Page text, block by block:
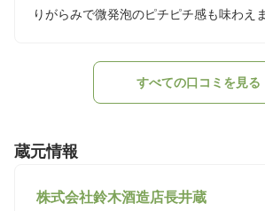
りがらみで微発泡のピチピチ感も味わえ
すべての口コミを見る
蔵元情報
株式会社鈴木酒造店長井蔵